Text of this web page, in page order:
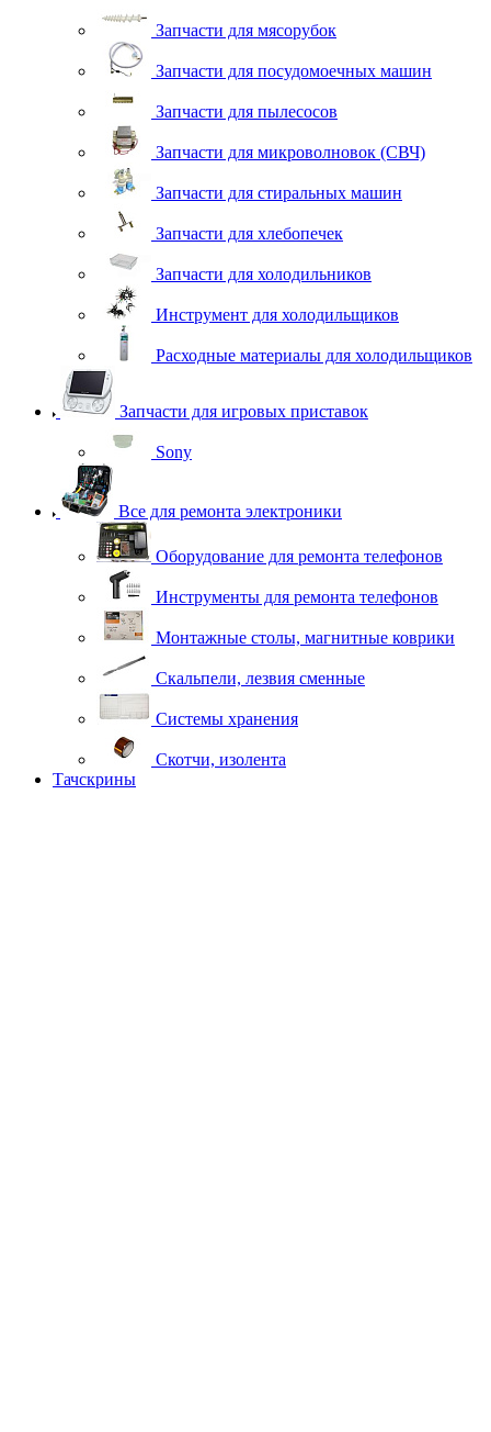
Запчасти для мясорубок
Запчасти для посудомоечных машин
Запчасти для пылесосов
Запчасти для микроволновок (СВЧ)
Запчасти для стиральных машин
Запчасти для хлебопечек
Запчасти для холодильников
Инструмент для холодильщиков
Расходные материалы для холодильщиков
Запчасти для игровых приставок
Sony
Все для ремонта электроники
Оборудование для ремонта телефонов
Инструменты для ремонта телефонов
Монтажные столы, магнитные коврики
Скальпели, лезвия сменные
Системы хранения
Скотчи, изолента
Тачскрины